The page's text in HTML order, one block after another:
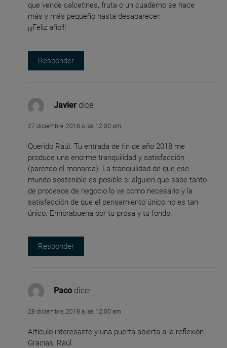
que vende calcetines, fruta o un cuaderno se hace
más y más pequeño hasta desaparecer.
¡¡¡Feliz año!!!
Responder
Javier dice:
27 diciembre, 2018 a las 12:00 am
Querido Raúl. Tu entrada de fin de año 2018 me
produce una enorme tranquilidad y satisfacción
(parezco el monarca). La tranquilidad de que ese
mundo sostenible es posible si alguien que sabe tanto
de procesos de negocio lo ve como necesario y la
satisfacción de que el pensamiento único no es tan
único. Enhorabuena por tu prosa y tu fondo.
Responder
Paco dice:
28 diciembre, 2018 a las 12:00 am
Artículo interesante y una puerta abierta a la reflexión.
Gracias, Raúl.